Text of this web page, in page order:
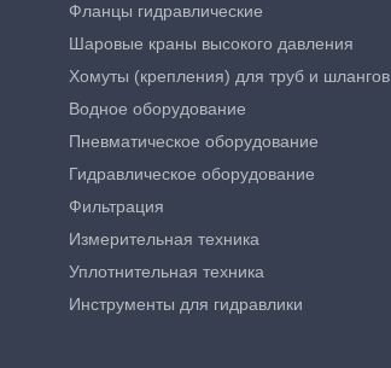
Фланцы гидравлические
Шаровые краны высокого давления
Хомуты (крепления) для труб и шлангов
Водное оборудование
Пневматическое оборудование
Гидравлическое оборудование
Фильтрация
Измерительная техника
Уплотнительная техника
Инструменты для гидравлики